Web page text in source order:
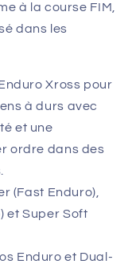
à la course FIM,
dans les
Xross pour
à durs avec
et une
ordre dans des
(Fast Enduro),
et Super Soft
Enduro et Dual-